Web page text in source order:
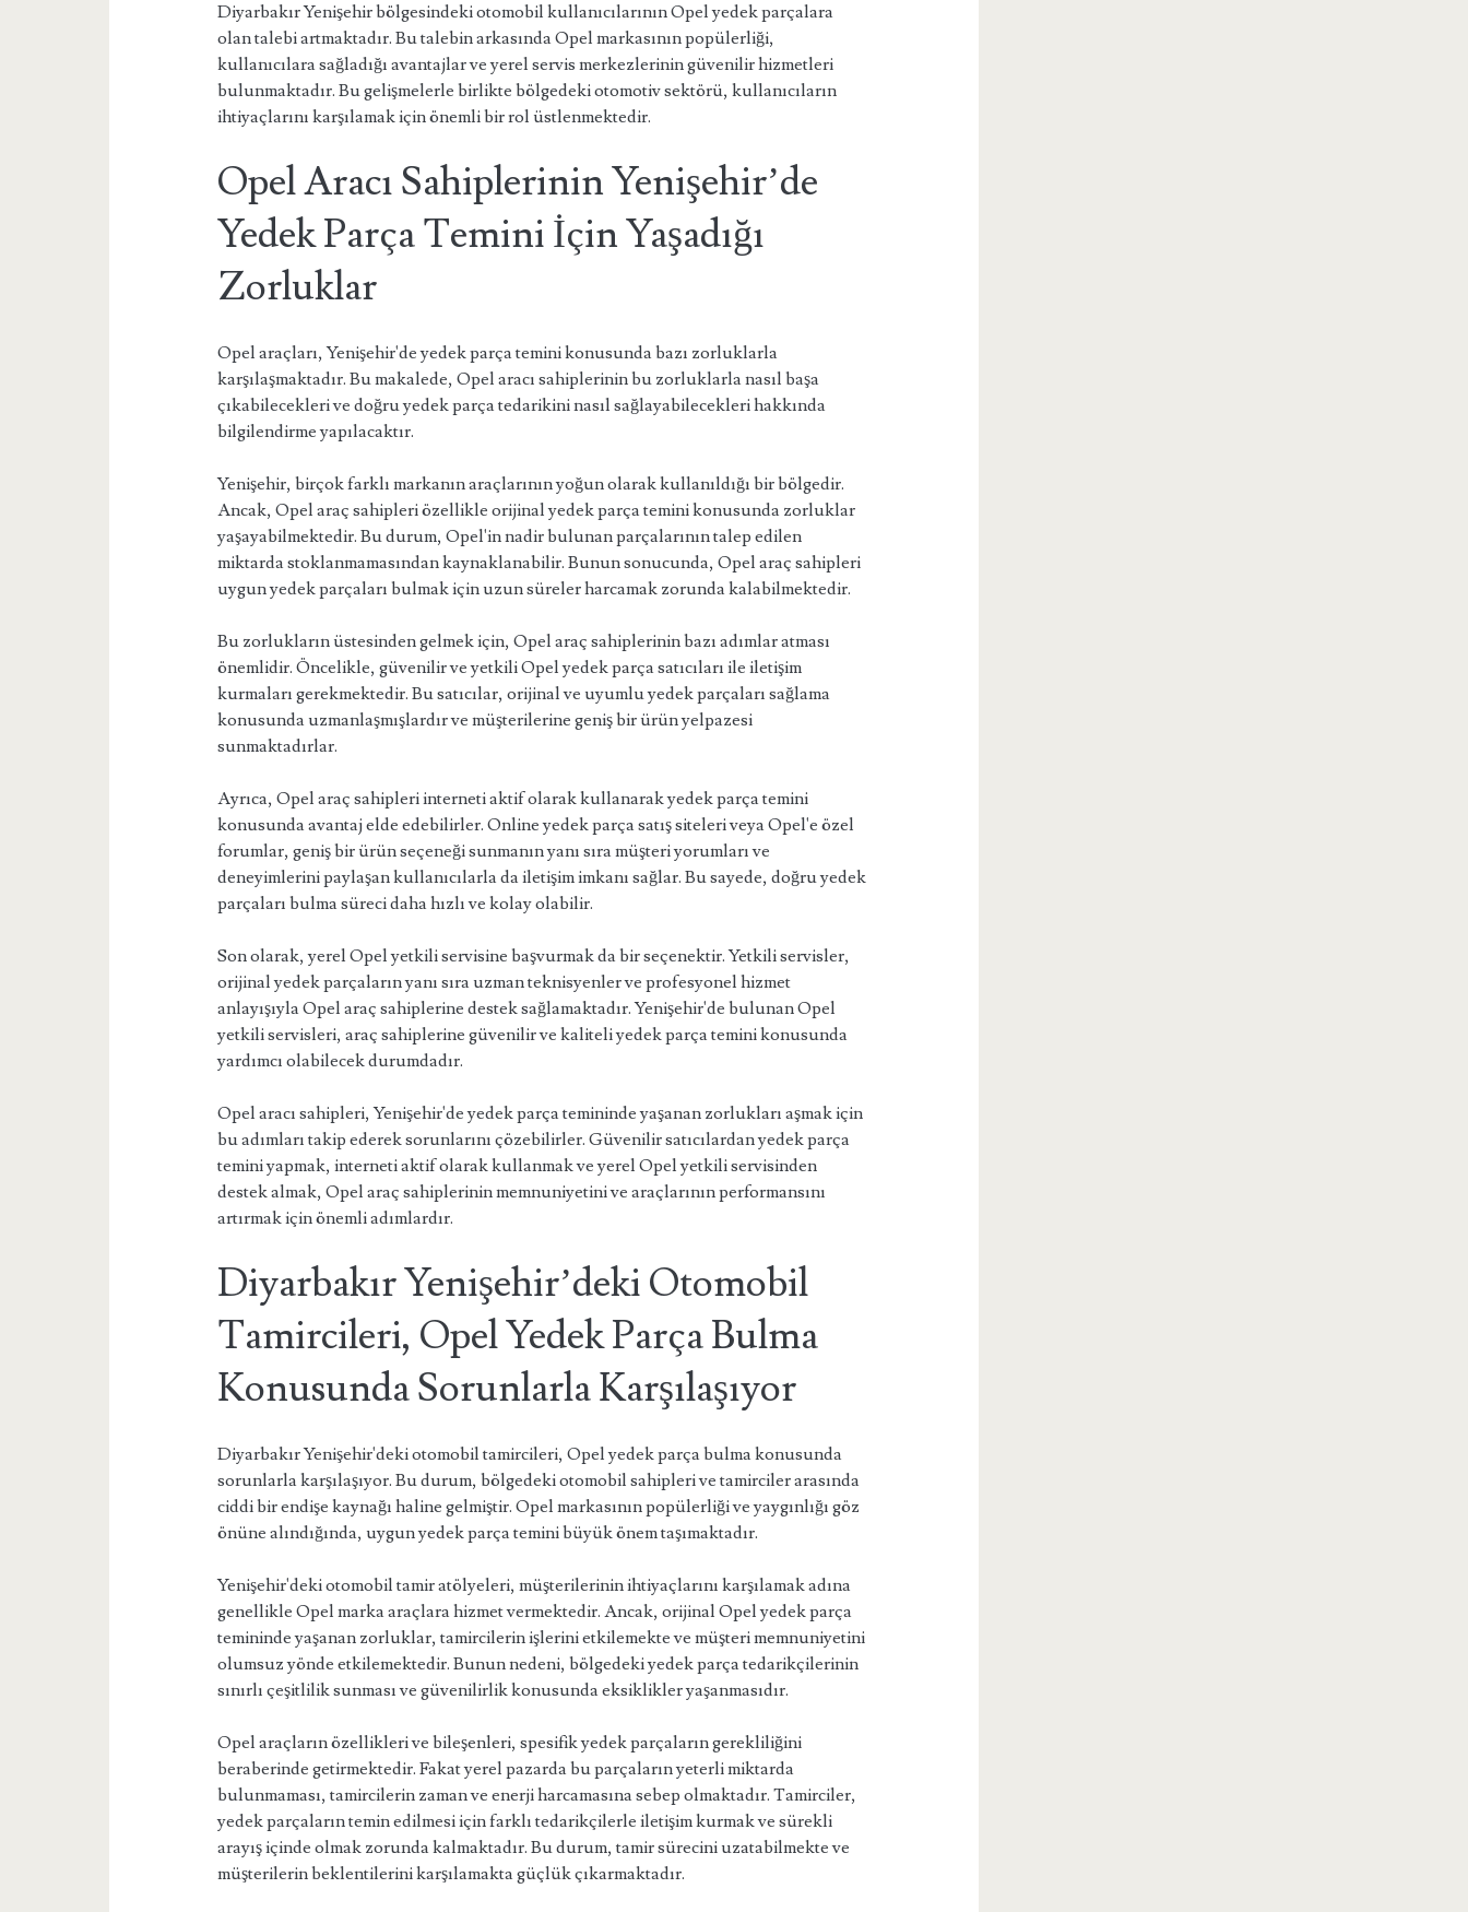
Diyarbakır Yenişehir bölgesindeki otomobil kullanıcılarının Opel yedek parçalara
olan talebi artmaktadır. Bu talebin arkasında Opel markasının popülerliği,
kullanıcılara sağladığı avantajlar ve yerel servis merkezlerinin güvenilir hizmetleri
bulunmaktadır. Bu gelişmelerle birlikte bölgedeki otomotiv sektörü, kullanıcıların
ihtiyaçlarını karşılamak için önemli bir rol üstlenmektedir.
Opel Aracı Sahiplerinin Yenişehir’de
Yedek Parça Temini İçin Yaşadığı
Zorluklar
Opel araçları, Yenişehir'de yedek parça temini konusunda bazı zorluklarla
karşılaşmaktadır. Bu makalede, Opel aracı sahiplerinin bu zorluklarla nasıl başa
çıkabilecekleri ve doğru yedek parça tedarikini nasıl sağlayabilecekleri hakkında
bilgilendirme yapılacaktır.
Yenişehir, birçok farklı markanın araçlarının yoğun olarak kullanıldığı bir bölgedir.
Ancak, Opel araç sahipleri özellikle orijinal yedek parça temini konusunda zorluklar
yaşayabilmektedir. Bu durum, Opel'in nadir bulunan parçalarının talep edilen
miktarda stoklanmamasından kaynaklanabilir. Bunun sonucunda, Opel araç sahipleri
uygun yedek parçaları bulmak için uzun süreler harcamak zorunda kalabilmektedir.
Bu zorlukların üstesinden gelmek için, Opel araç sahiplerinin bazı adımlar atması
önemlidir. Öncelikle, güvenilir ve yetkili Opel yedek parça satıcıları ile iletişim
kurmaları gerekmektedir. Bu satıcılar, orijinal ve uyumlu yedek parçaları sağlama
konusunda uzmanlaşmışlardır ve müşterilerine geniş bir ürün yelpazesi
sunmaktadırlar.
Ayrıca, Opel araç sahipleri interneti aktif olarak kullanarak yedek parça temini
konusunda avantaj elde edebilirler. Online yedek parça satış siteleri veya Opel'e özel
forumlar, geniş bir ürün seçeneği sunmanın yanı sıra müşteri yorumları ve
deneyimlerini paylaşan kullanıcılarla da iletişim imkanı sağlar. Bu sayede, doğru yedek
parçaları bulma süreci daha hızlı ve kolay olabilir.
Son olarak, yerel Opel yetkili servisine başvurmak da bir seçenektir. Yetkili servisler,
orijinal yedek parçaların yanı sıra uzman teknisyenler ve profesyonel hizmet
anlayışıyla Opel araç sahiplerine destek sağlamaktadır. Yenişehir'de bulunan Opel
yetkili servisleri, araç sahiplerine güvenilir ve kaliteli yedek parça temini konusunda
yardımcı olabilecek durumdadır.
Opel aracı sahipleri, Yenişehir'de yedek parça temininde yaşanan zorlukları aşmak için
bu adımları takip ederek sorunlarını çözebilirler. Güvenilir satıcılardan yedek parça
temini yapmak, interneti aktif olarak kullanmak ve yerel Opel yetkili servisinden
destek almak, Opel araç sahiplerinin memnuniyetini ve araçlarının performansını
artırmak için önemli adımlardır.
Diyarbakır Yenişehir’deki Otomobil
Tamircileri, Opel Yedek Parça Bulma
Konusunda Sorunlarla Karşılaşıyor
Diyarbakır Yenişehir'deki otomobil tamircileri, Opel yedek parça bulma konusunda
sorunlarla karşılaşıyor. Bu durum, bölgedeki otomobil sahipleri ve tamirciler arasında
ciddi bir endişe kaynağı haline gelmiştir. Opel markasının popülerliği ve yaygınlığı göz
önüne alındığında, uygun yedek parça temini büyük önem taşımaktadır.
Yenişehir'deki otomobil tamir atölyeleri, müşterilerinin ihtiyaçlarını karşılamak adına
genellikle Opel marka araçlara hizmet vermektedir. Ancak, orijinal Opel yedek parça
temininde yaşanan zorluklar, tamircilerin işlerini etkilemekte ve müşteri memnuniyetini
olumsuz yönde etkilemektedir. Bunun nedeni, bölgedeki yedek parça tedarikçilerinin
sınırlı çeşitlilik sunması ve güvenilirlik konusunda eksiklikler yaşanmasıdır.
Opel araçların özellikleri ve bileşenleri, spesifik yedek parçaların gerekliliğini
beraberinde getirmektedir. Fakat yerel pazarda bu parçaların yeterli miktarda
bulunmaması, tamircilerin zaman ve enerji harcamasına sebep olmaktadır. Tamirciler,
yedek parçaların temin edilmesi için farklı tedarikçilerle iletişim kurmak ve sürekli
arayış içinde olmak zorunda kalmaktadır. Bu durum, tamir sürecini uzatabilmekte ve
müşterilerin beklentilerini karşılamakta güçlük çıkarmaktadır.